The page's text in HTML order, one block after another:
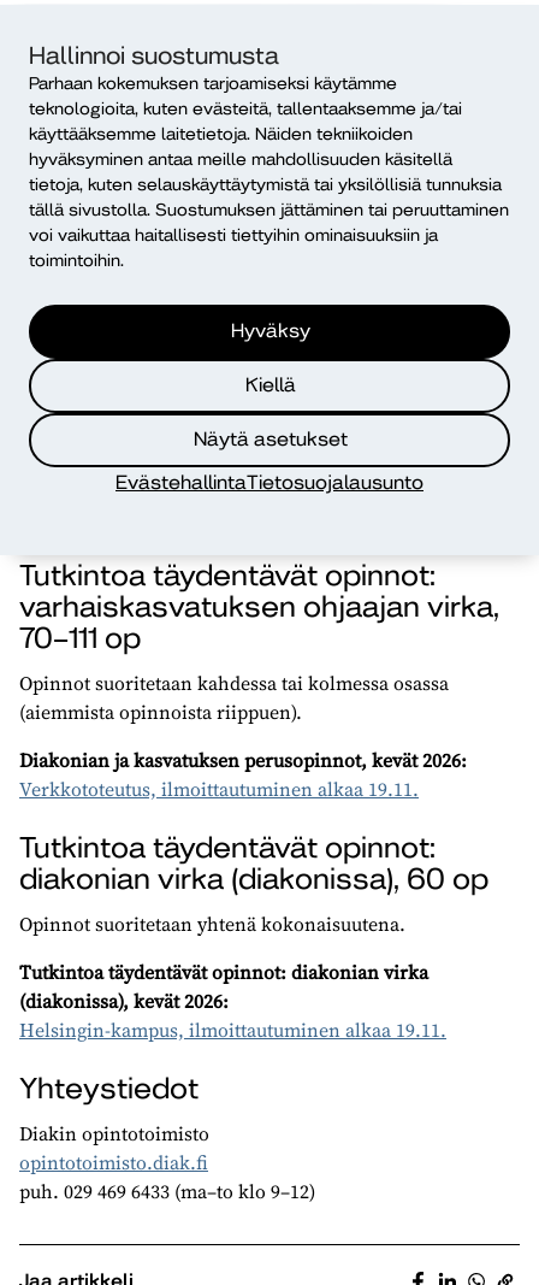
Hallinnoi suostumusta
Parhaan kokemuksen tarjoamiseksi käytämme
teknologioita, kuten evästeitä, tallentaaksemme ja/tai
käyttääksemme laitetietoja. Näiden tekniikoiden
hyväksyminen antaa meille mahdollisuuden käsitellä
tietoja, kuten selauskäyttäytymistä tai yksilöllisiä tunnuksia
tällä sivustolla. Suostumuksen jättäminen tai peruuttaminen
voi vaikuttaa haitallisesti tiettyihin ominaisuuksiin ja
toimintoihin.
Hyväksy
Kiellä
Näytä asetukset
EvästehallintaTietosuojalausunto
Diak Itä-Suomi (Jyväskylä), ilmoittautuminen alkaa 19.11.
Tutkintoa täydentävät opinnot:
nuorisotyönohjaajan virka, 70–90
op
Opinnot suoritetaan kahdessa tai kolmessa osassa
Diakonian ja kasvatuksen perusopinnot, kevät 2026:
Verkkototeutus, ilmoittautuminen alkaa 19.11.
Tutkintopäätöksen mukaiset suuntaavat ammattiopinnot:
nuorisotyönohjaaja, kevät 2025:
Helsingin-kampus, ilmoittautuminen alkaa 19.11.
Tutkintoa täydentävät opinnot:
varhaiskasvatuksen ohjaajan virka,
70–111 op
Opinnot suoritetaan kahdessa tai kolmessa osassa
(aiemmista opinnoista riippuen).
Diakonian ja kasvatuksen perusopinnot, kevät 2026:
Verkkototeutus, ilmoittautuminen alkaa 19.11.
Tutkintoa täydentävät opinnot:
diakonian virka (diakonissa), 60 op
Opinnot suoritetaan yhtenä kokonaisuutena.
Tutkintoa täydentävät opinnot: diakonian virka
(diakonissa), kevät 2026:
Helsingin-kampus, ilmoittautuminen alkaa 19.11.
Yhteystiedot
Diakin opintotoimisto
opintotoimisto.diak.fi
puh. 029 469 6433 (ma–to klo 9–12)